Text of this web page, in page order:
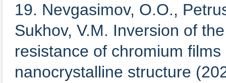
19. Nevgasimov, O.O.,
Sukhov, V.M. Inversion of
resistance of chromium
nanocrystalline structure